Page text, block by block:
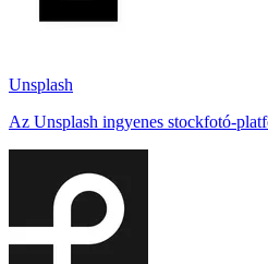
Unsplash
Az Unsplash ingyenes stockfotó-